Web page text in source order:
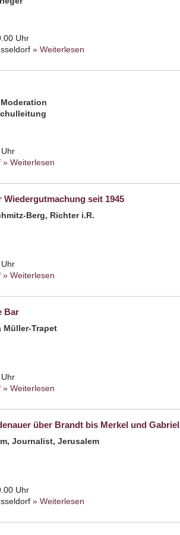
Uhr
» Weiterlesen
» Weiterlesen
seit 1945
Berg, Richter i.R.
» Weiterlesen
Bar
Trapet
» Weiterlesen
über Brandt bis Merkel und Gabriel
Journalist, Jerusalem
Uhr
» Weiterlesen